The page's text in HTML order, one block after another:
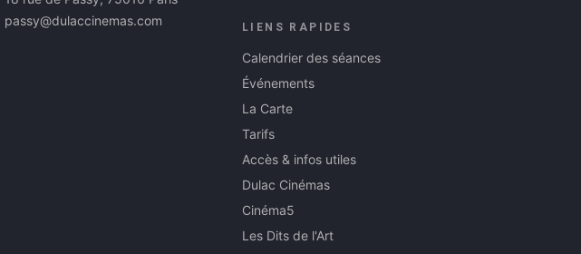
passy@dulaccinemas.com
LIENS RAPIDES
Calendrier des séances
Événements
La Carte
Tarifs
Accès & infos utiles
Dulac Cinémas
Cinéma5
Les Dits de l'Art